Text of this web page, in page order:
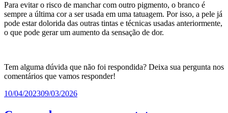
Para evitar o risco de manchar com outro pigmento, o branco é
sempre a última cor a ser usada em uma tatuagem. Por isso, a pele já
pode estar dolorida das outras tintas e técnicas usadas anteriormente,
o que pode gerar um aumento da sensação de dor.
Tem alguma dúvida que não foi respondida? Deixa sua pergunta nos
comentários que vamos responder!
Publicado
10/04/202309/03/2026